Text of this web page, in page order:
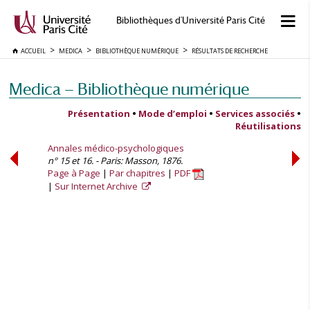
Bibliothèques d'Université Paris Cité
ACCUEIL MEDICA BIBLIOTHÈQUE NUMÉRIQUE RÉSULTATS DE RECHERCHE
Medica — Bibliothèque numérique
Présentation • Mode d’emploi • Services associés •
Réutilisations
Annales médico-psychologiques
n° 15 et 16. - Paris: Masson, 1876.
Page à Page
Par chapitres
PDF
Sur Internet Archive